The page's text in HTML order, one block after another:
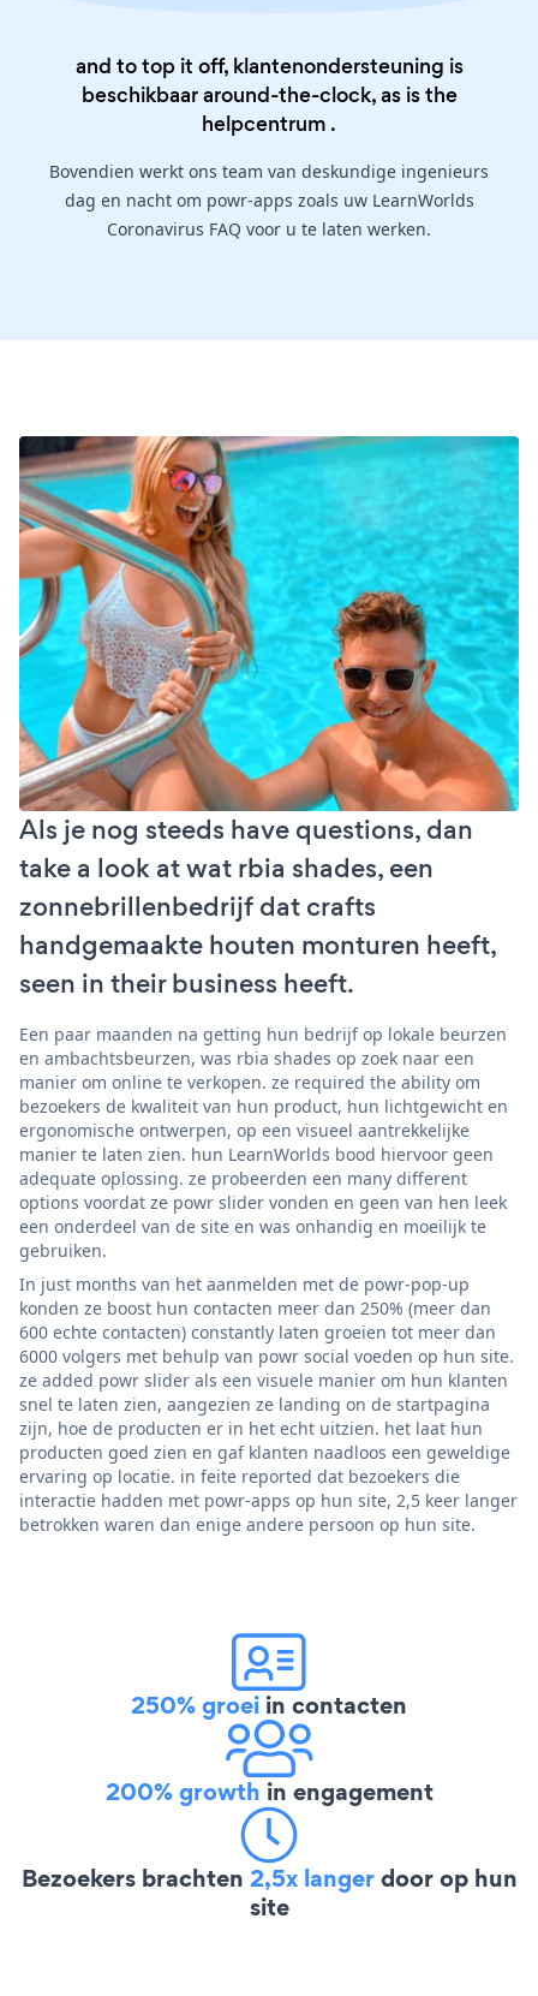
and to top it off, klantenondersteuning is
beschikbaar around-the-clock, as is the
helpcentrum .
Bovendien werkt ons team van deskundige ingenieurs
dag en nacht om powr-apps zoals uw LearnWorlds
Coronavirus FAQ voor u te laten werken.
Als je nog steeds have questions, dan
take a look at wat rbia shades, een
zonnebrillenbedrijf dat crafts
handgemaakte houten monturen heeft,
seen in their business heeft.
Een paar maanden na getting hun bedrijf op lokale beurzen
en ambachtsbeurzen, was rbia shades op zoek naar een
manier om online te verkopen. ze required the ability om
bezoekers de kwaliteit van hun product, hun lichtgewicht en
ergonomische ontwerpen, op een visueel aantrekkelijke
manier te laten zien. hun LearnWorlds bood hiervoor geen
adequate oplossing. ze probeerden een many different
options voordat ze powr slider vonden en geen van hen leek
een onderdeel van de site en was onhandig en moeilijk te
gebruiken.
In just months van het aanmelden met de powr-pop-up
konden ze boost hun contacten meer dan 250% (meer dan
600 echte contacten) constantly laten groeien tot meer dan
6000 volgers met behulp van powr social voeden op hun site.
ze added powr slider als een visuele manier om hun klanten
snel te laten zien, aangezien ze landing on de startpagina
zijn, hoe de producten er in het echt uitzien. het laat hun
producten goed zien en gaf klanten naadloos een geweldige
ervaring op locatie. in feite reported dat bezoekers die
interactie hadden met powr-apps op hun site, 2,5 keer langer
betrokken waren dan enige andere persoon op hun site.
250% groei in contacten
200% growth in engagement
Bezoekers brachten 2,5x langerdoor op hun
site